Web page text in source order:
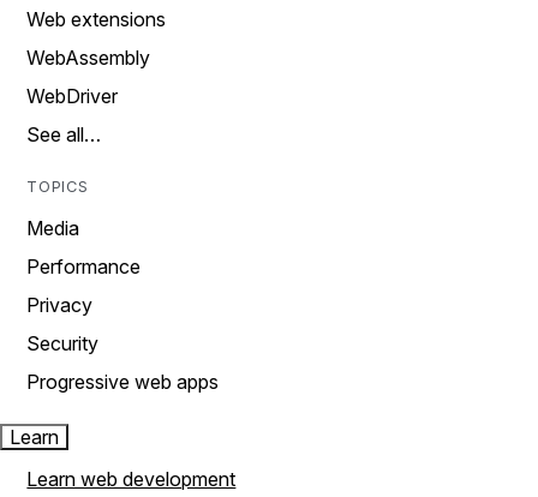
Web extensions
WebAssembly
WebDriver
See all…
TOPICS
Media
Performance
Privacy
Security
Progressive web apps
Learn
Learn web development